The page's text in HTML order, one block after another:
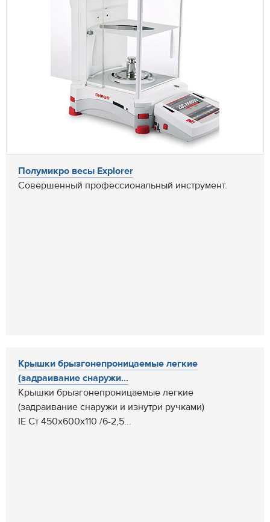
Полумикро весы Explorer
Совершенный профессиональный инструмент.
Крышки брызгонепроницаемые легкие
(задраивание снаружи...
Крышки брызгонепроницаемые легкие
(задраивание снаружи и изнутри ручками)
IE Ст 450x600x110 /6-2,5...